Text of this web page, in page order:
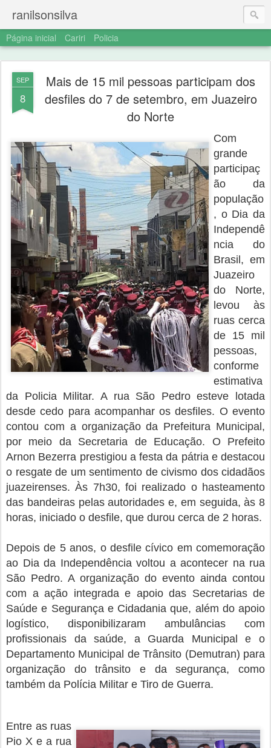
ranilsonsilva
Página inicial Cariri Policia
SEP
8
Mais de 15 mil pessoas participam dos
desfiles do 7 de setembro, em Juazeiro
do Norte
Com
grande
participaç
ão da
população
, o Dia da
Independê
ncia do
Brasil, em
Juazeiro
do Norte,
levou às
ruas cerca
de 15 mil
pessoas,
conforme
estimativa
da Policia Militar. A rua São Pedro esteve lotada
desde cedo para acompanhar os desfiles. O evento
contou com a organização da Prefeitura Municipal,
por meio da Secretaria de Educação. O Prefeito
Arnon Bezerra prestigiou a festa da pátria e destacou
o resgate de um sentimento de civismo dos cidadãos
juazeirenses. Às 7h30, foi realizado o hasteamento
das bandeiras pelas autoridades e, em seguida, às 8
horas, iniciado o desfile, que durou cerca de 2 horas.
Depois de 5 anos, o desfile cívico em comemoração
ao Dia da Independência voltou a acontecer na rua
São Pedro. A organização do evento ainda contou
com a ação integrada e apoio das Secretarias de
Saúde e Segurança e Cidadania que, além do apoio
logístico, disponibilizaram ambulâncias com
profissionais da saúde, a Guarda Municipal e o
Departamento Municipal de Trânsito (Demutran) para
organização do trânsito e da segurança, como
também da Polícia Militar e Tiro de Guerra.
Entre as ruas
Pio X e a rua